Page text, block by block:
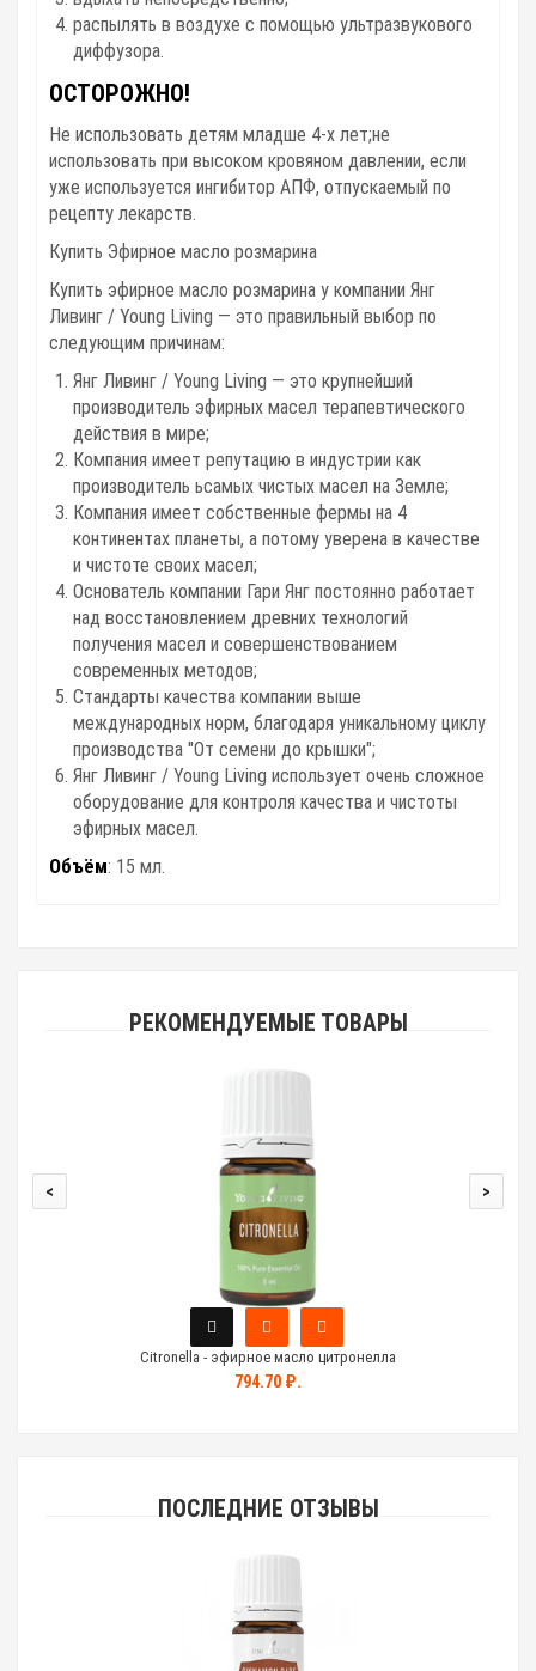
распылять в воздухе с помощью ультразвукового
диффузора.
ОСТОРОЖНО!
Не использовать детям младше 4-х лет;не
использовать при высоком кровяном давлении, если
уже используется ингибитор АПФ, отпускаемый по
рецепту лекарств.
Купить Эфирное масло розмарина
Купить эфирное масло розмарина у компании Янг
Ливинг / Young Living — это правильный выбор по
следующим причинам:
Янг Ливинг / Young Living — это крупнейший
производитель эфирных масел терапевтического
действия в мире;
Компания имеет репутацию в индустрии как
производитель ьсамых чистых масел на Земле;
Компания имеет собственные фермы на 4
континентах планеты, а потому уверена в качестве
и чистоте своих масел;
Основатель компании Гари Янг постоянно работает
над восстановлением древних технологий
получения масел и совершенствованием
современных методов;
Стандарты качества компании выше
международных норм, благодаря уникальному циклу
производства "От семени до крышки";
Янг Ливинг / Young Living использует очень сложное
оборудование для контроля качества и чистоты
эфирных масел.
Объём: 15 мл.
РЕКОМЕНДУЕМЫЕ ТОВАРЫ
Citronella - эфирное масло цитронелла
794.70 ₽.
< >
ПОСЛЕДНИЕ ОТЗЫВЫ